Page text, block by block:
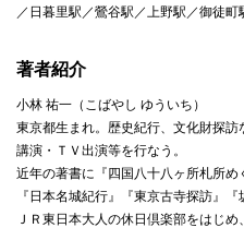
／日暮里駅／鶯谷駅／上野駅／御徒町
著者紹介
小林 祐一（こばやし ゆういち）
東京都生まれ。歴史紀行、文化財探訪
講演・ＴＶ出演等を行なう。
近年の著書に『四国八十八ヶ所札所め
『日本名城紀行』『東京古寺探訪』
ＪＲ東日本大人の休日倶楽部をはじ